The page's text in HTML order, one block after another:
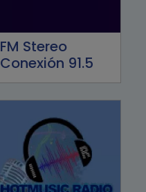
FM Stereo
Conexión 91.5